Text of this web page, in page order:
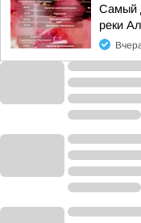
Самый
реки